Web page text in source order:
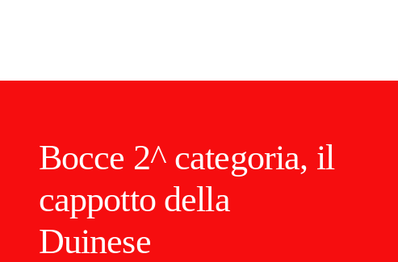
Bocce 2^ categoria, il
cappotto della
Duinese